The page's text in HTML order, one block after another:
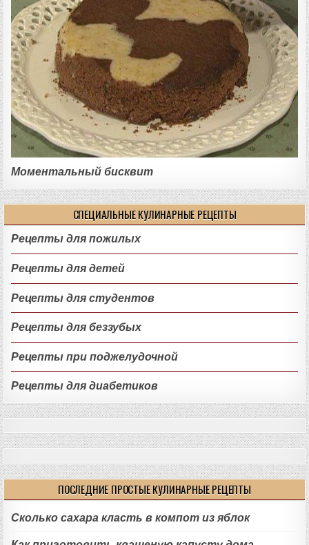
Моментальный бисквит
СПЕЦИАЛЬНЫЕ КУЛИНАРНЫЕ РЕЦЕПТЫ
Рецепты для пожилых
Рецепты для детей
Рецепты для студентов
Рецепты для беззубых
Рецепты при поджелудочной
Рецепты для диабетиков
ПОСЛЕДНИЕ ПРОСТЫЕ КУЛИНАРНЫЕ РЕЦЕПТЫ
Сколько сахара класть в компот из яблок